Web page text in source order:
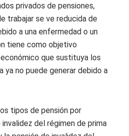
privados de pensiones,
trabajar se ve reducida de
a una enfermedad o un
tiene como objetivo
que sustituya los
ya no puede generar debido a
tipos de pensión por
del régimen de prima